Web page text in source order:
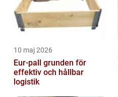
10 maj 2026
Eur-pall grunden för
effektiv och hållbar
logistik